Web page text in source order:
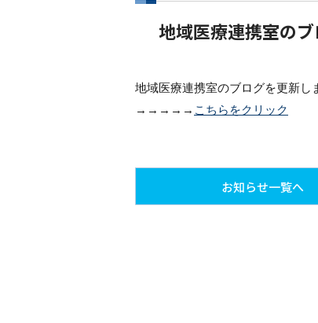
地域医療連携室の
地域医療連携室のブログを更新し
→→→→→ こちらをクリック
お知らせ一覧へ